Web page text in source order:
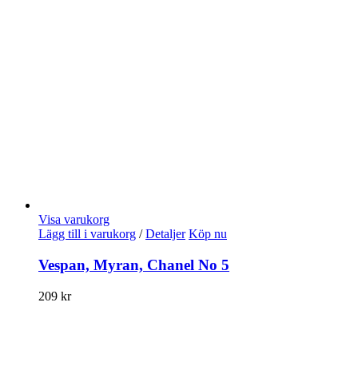
Visa varukorg
Lägg till i varukorg / Detaljer Köp nu
Vespan, Myran, Chanel No 5
209 kr